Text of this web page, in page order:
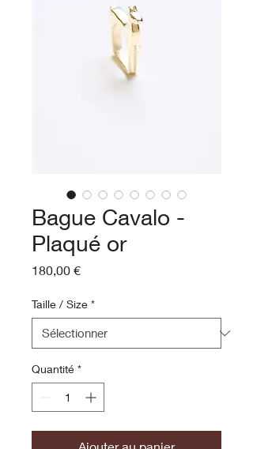
Bague Cavalo -
Plaqué or
180,00 €Prix
Taille / Size *
Quantité *